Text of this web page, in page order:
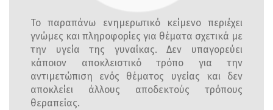
Το παραπάνω ενημερωτικό κείμενο περιέχει
γνώμες και πληροφορίες για θέματα σχετικά με
την υγεία της γυναίκας. Δεν υπαγορεύει
κάποιον αποκλειστικό τρόπο για την
αντιμετώπιση ενός θέματος υγείας και δεν
αποκλείει άλλους αποδεκτούς τρόπους
θεραπείας.